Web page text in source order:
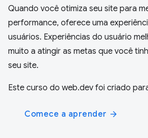
Quando você otimiza seu site para
performance, oferece uma
usuários. Experiências do usuário
muito a atingir as metas que você
seu site.
Este curso do web.dev foi criado
Comece a aprender arrow_forward